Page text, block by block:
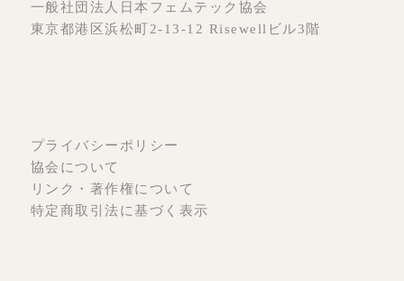
一般社団法人日本フェムテック協会
東京都港区浜松町2-13-12 Risewellビル3階
プライバシーポリシー
協会について
リンク・著作権について
特定商取引法に基づく表示